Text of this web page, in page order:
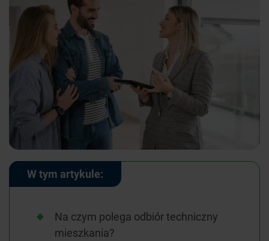
W tym artykule:
Na czym polega odbiór techniczny
mieszkania?